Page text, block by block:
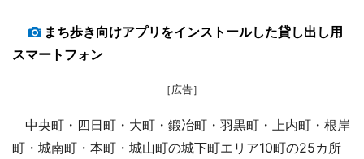
まち歩き向けアプリをインストールした貸し出し用
スマートフォン
［広告］
中央町・四日町・大町・鍛冶町・羽黒町・上内町・根岸
町・城南町・本町・城山町の城下町エリア10町の25カ所